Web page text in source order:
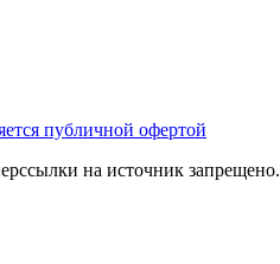
публичной офертой
на источник запрещено.